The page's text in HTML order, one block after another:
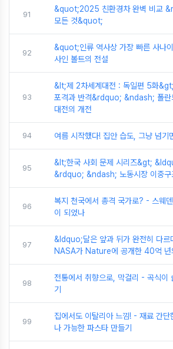
91
&quot;2025 친환경차 완벽 비교
모든 것&quot;
92
&quot;인류 역사상 가장 빠른 사
사인 볼트의 전설
93
&lt;제 2차세계대전 : 독일편 5화
포격과 반격&rdquo; &ndash; 폴란
대전의 개전
94 여름 시작했다! 집안 습도, 그냥 넘기
95
&lt;한국 사회 문제 시리즈&gt;
&rdquo; &ndash; 노동시장 이중구
96
복지 천국에서 총격 국가로? - 스웨
이 되었나
97
&ldquo;달은 앞과 뒤가 완전히 다
NASA가 Nature에 공개한 40억 년
98
전통에서 취향으로, 막걸리 - 곡식이
기
99
집에서도 이탈리아 느낌! - 재료 간
나 가능한 파스타 만들기